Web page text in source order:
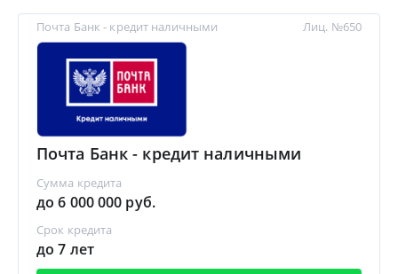
Почта Банк - кредит наличными
Почта Банк - кредит наличными
Сумма кредита
до 6 000 000 руб.
Срок кредита
до 7 лет
Лиц. №650